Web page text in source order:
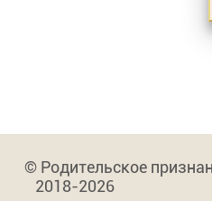
© Родительское
2018-2026